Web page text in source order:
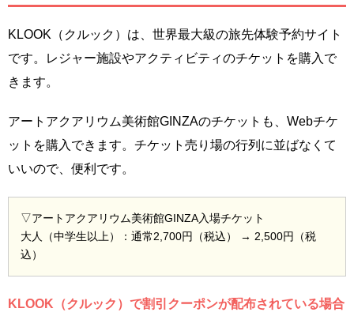
KLOOK（クルック）は、世界最大級の旅先体験予約サイト
です。レジャー施設やアクティビティのチケットを購入で
きます。
アートアクアリウム美術館GINZAのチケットも、Webチケ
ットを購入できます。チケット売り場の行列に並ばなくて
いいので、便利です。
▽アートアクアリウム美術館GINZA入場チケット
大人（中学生以上）：通常2,700円（税込） → 2,500円（税
込）
KLOOK（クルック）で割引クーポンが配布されている場合